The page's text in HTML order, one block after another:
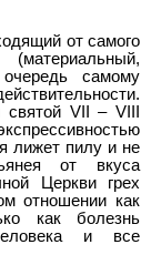
от самого
самому
VII – VIII
лижет пилу и не
от вкуса
Церкви грех
отношении как
как болезнь
и все